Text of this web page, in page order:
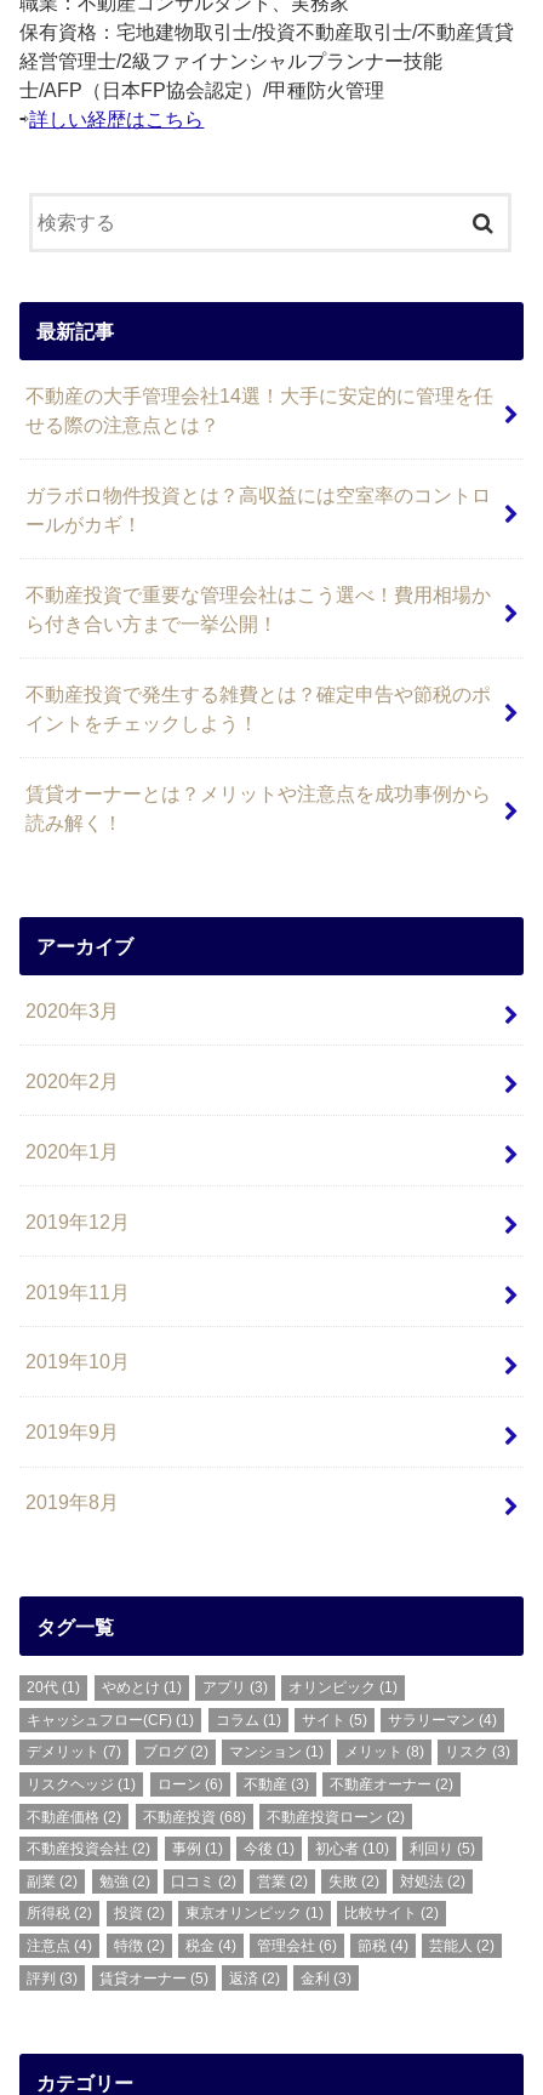
保有資格：宅地建物取引士/投資不動産取引士/不動産賃貸
経営管理士/2級ファイナンシャルプランナー技能
士/AFP（日本FP協会認定）/甲種防火管理
⇨詳しい経歴はこちら
最新記事
不動産の大手管理会社14選！大手に安定的に管理を任
せる際の注意点とは？
ガラボロ物件投資とは？高収益には空室率のコントロ
ールがカギ！
不動産投資で重要な管理会社はこう選べ！費用相場か
ら付き合い方まで一挙公開！
不動産投資で発生する雑費とは？確定申告や節税のポ
イントをチェックしよう！
賃貸オーナーとは？メリットや注意点を成功事例から
読み解く！
アーカイブ
2020年3月
2020年2月
2020年1月
2019年12月
2019年11月
2019年10月
2019年9月
2019年8月
タグ一覧
20代 (1) やめとけ (1) アプリ (3) オリンピック (1)
キャッシュフロー(CF) (1) コラム (1) サイト (5) サラリーマン (4)
デメリット (7) ブログ(2) マンション (1) メリット (8) リスク (3)
リスクヘッジ (1) ローン (6) 不動産(3) 不動産オーナー (2)
不動産価格 (2) 不動産投資 (68) 不動産投資ローン (2)
不動産投資会社 (2) 事例 (1) 今後 (1) 初心者 (10) 利回り (5)
副業 (2) 勉強 (2) 口コミ (2) 営業 (2) 失敗 (2) 対処法 (2)
所得税 (2) 投資 (2) 東京オリンピック (1) 比較サイト (2)
注意点 (4) 特徴(2) 税金 (4) 管理会社 (6) 節税 (4) 芸能人 (2)
評判 (3) 賃貸オーナー (5) 返済 (2) 金利 (3)
カテゴリー